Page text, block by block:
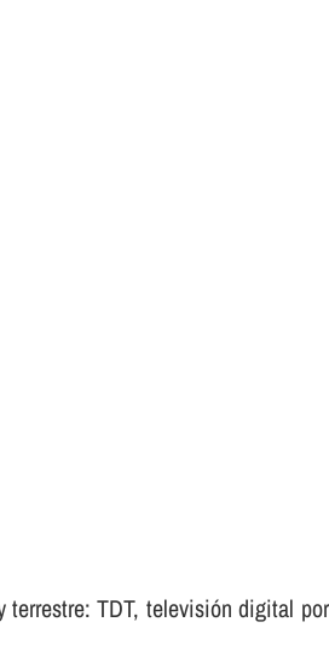
TDT, televisión digital